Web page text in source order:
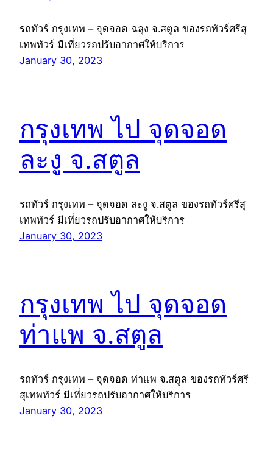
รถทัวร์ กรุงเทพ – จุดจอด ฉลุง จ.สตูล ของรถทัวร์ศรีสุ
เทพทัวร์ มีเที่ยวรถปรับอากาศให้บริการ
January 30, 2023
กรุงเทพ ไป จุดจอด
ละงู จ.สตูล
รถทัวร์ กรุงเทพ – จุดจอด ละงู จ.สตูล ของรถทัวร์ศรีสุ
เทพทัวร์ มีเที่ยวรถปรับอากาศให้บริการ
January 30, 2023
กรุงเทพ ไป จุดจอด
ท่าแพ จ.สตูล
รถทัวร์ กรุงเทพ – จุดจอด ท่าแพ จ.สตูล ของรถทัวร์ศรี
สุเทพทัวร์ มีเที่ยวรถปรับอากาศให้บริการ
January 30, 2023